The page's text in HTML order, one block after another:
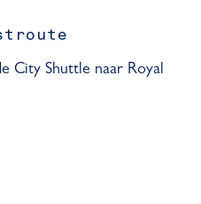
City Shuttle naar Royal